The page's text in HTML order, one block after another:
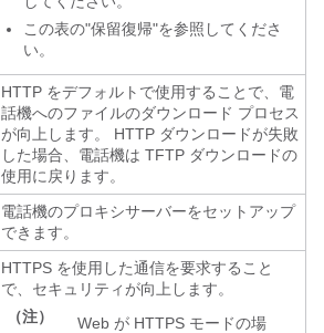
この表の"保留復帰"を参照してくださ
い。
HTTP をデフォルトで使用することで、電
話機へのファイルのダウンロード プロセス
が向上します。 HTTP ダウンロードが失敗
した場合、電話機は TFTP ダウンロードの
使用に戻ります。
電話機のプロキシサーバーをセットアップ
できます。
HTTPS を使用した通信を要求すること
で、セキュリティが向上します。
（注）
Web が HTTPS モードの場